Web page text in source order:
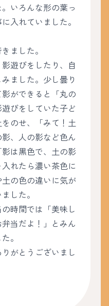
いろんな形の葉っ
入れていました。
ました。
遊びをしたり、自
ました。少し曇り
ができると「丸の
びをしていた子ど
のせ、「みて！土
、人の影など色ん
は黒色で、土の影
れたら濃い茶色に
の色の違いに気が
した。
時間では「美味し
当だよ！」とみん
。
がとうございまし